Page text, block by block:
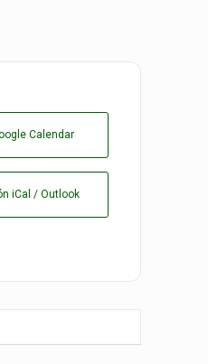
Calendar
iCal / Outlook